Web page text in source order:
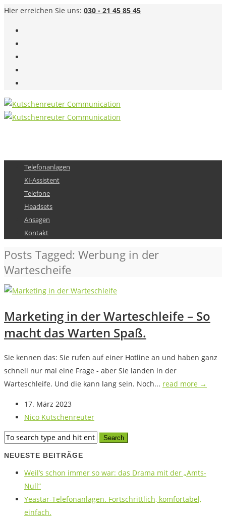
Hier erreichen Sie uns: 030 - 21 45 85 45
Telefonanlagen
KI-Assistent
Telefone
Headsets
Ansagen
Kontakt
Posts Tagged: Werbung in der
Wartescheife
Marketing in der Warteschleife – So
macht das Warten Spaß.
Sie kennen das: Sie rufen auf einer Hotline an und haben ganz
schnell nur mal eine Frage - aber Sie landen in der
Warteschleife. Und die kann lang sein. Noch... read more →
17. März 2023
Nico Kutschenreuter
NEUESTE BEITRÄGE
Weil’s schon immer so war: das Drama mit der „Amts-
Null“
Yeastar-Telefonanlagen. Fortschrittlich, komfortabel,
einfach.